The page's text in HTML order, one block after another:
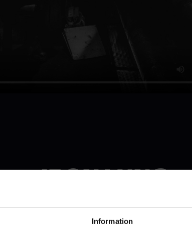
Information
IRON LUNG
Se den i Malmö